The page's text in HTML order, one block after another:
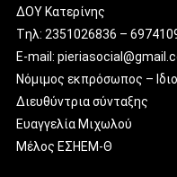
ΔΟΥ Κατερίνης
Tηλ: 2351026836 –
E-mail:
Νόμιμος εκπρόσωπος –
Διευθύντρια σύνταξης
Ευαγγελία Μιχωλού
Μέλος ΕΣΗΕΜ-Θ